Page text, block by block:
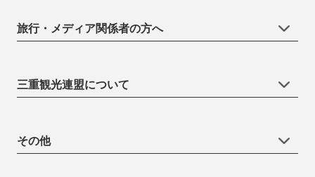
旅行・メディア関係者の方へ
三重観光連盟について
その他